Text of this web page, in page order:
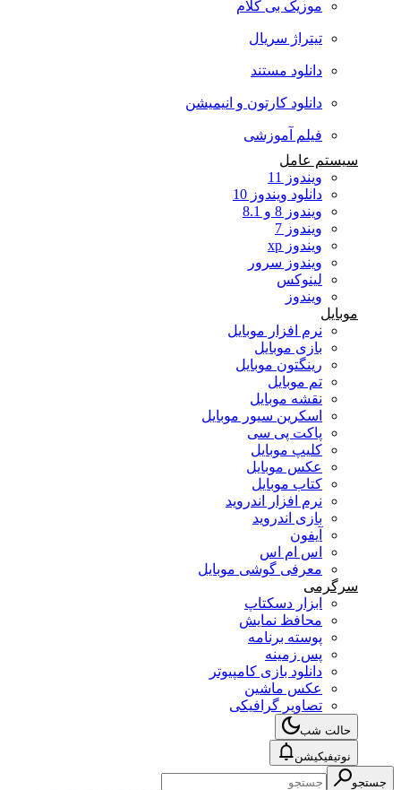
موزیک بی کلام
تیتراژ سریال
دانلود مستند
دانلود کارتون و انیمیشن
فیلم آموزشی
سیستم عامل
ویندوز 11
دانلود ویندوز 10
ویندوز 8 و 8.1
ویندوز 7
ویندوز xp
ویندوز سرور
لینوکس
ویندوز
موبایل
نرم افزار موبایل
بازی موبایل
رینگتون موبایل
تم موبایل
نقشه موبایل
اسکرین سیور موبایل
پاکت پی سی
کلیپ موبایل
عکس موبایل
کتاب موبایل
نرم افزار اندروید
بازی اندروید
آیفون
اس ام اس
معرفی گوشی موبایل
سرگرمی
ابزار دسکتاپ
محافظ نمایش
پوسته برنامه
پس زمینه
دانلود بازی کامپیوتر
عکس ماشین
تصاویر گرافیکی
حالت شب
نوتیفیکیشن
جستجو